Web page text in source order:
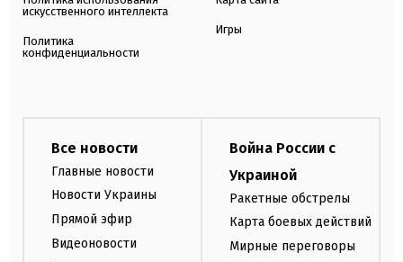
искусственного интеллекта
Политика
конфиденциальности
Игры
Все новости
Главные новости
Новости Украины
Прямой эфир
Видеоновости
Война России с
Украиной
Ракетные обстрелы
Карта боевых действий
Мирные переговоры